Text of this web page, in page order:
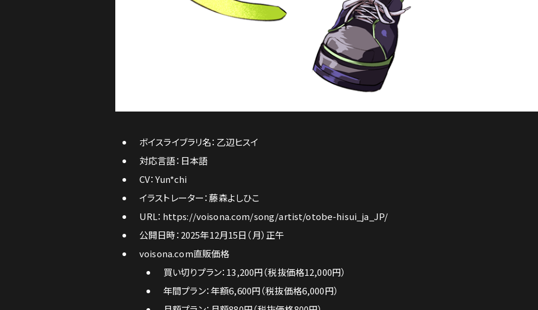
ボイスライブラリ名：乙辺ヒスイ
対応言語：日本語
CV：Yun*chi
イラストレーター：藤森よしひこ
URL： https://voisona.com/song/artist/otobe-hisui_ja_JP/
公開日時：2025年12月15日（月）正午
voisona.com直販価格
買い切りプラン：13,200円（税抜価格12,000円）
年間プラン：年額6,600円（税抜価格6,000円）